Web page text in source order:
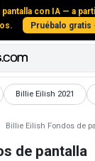
con IA — a
Pruébalo gratis
Billie Eilish 2021
Fondos de pantalla
Billie Eilish Fondos de
de pantalla